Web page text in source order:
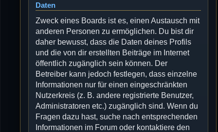
Daten
Zweck eines Boards ist es, einen Austausch mit
anderen Personen zu ermöglichen. Du bist dir
daher bewusst, dass die Daten deines Profils
und die von dir erstellten Beiträge im Internet
öffentlich zugänglich sein können. Der
Betreiber kann jedoch festlegen, dass einzelne
Informationen nur für einen eingeschränkten
Nutzerkreis (z. B. andere registrierte Benutzer,
Administratoren etc.) zugänglich sind. Wenn du
Fragen dazu hast, suche nach entsprechenden
Informationen im Forum oder kontaktiere den